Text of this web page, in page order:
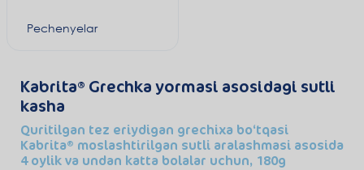
Pechenyelar
Kabrita Grechka yormasi asosidagi sutli
kasha
Quritilgan tez eriydigan grechixa bo‘tqasi
Kabrita
moslashtirilgan sutli aralashmasi asosida
4 oylik va undan katta bolalar uchun, 180g